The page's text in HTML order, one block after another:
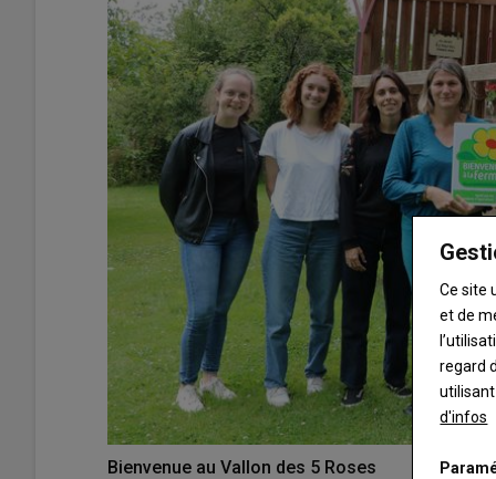
Bienvenue au Vallon des 5 Roses
Ce site
et de
regard
d'infos